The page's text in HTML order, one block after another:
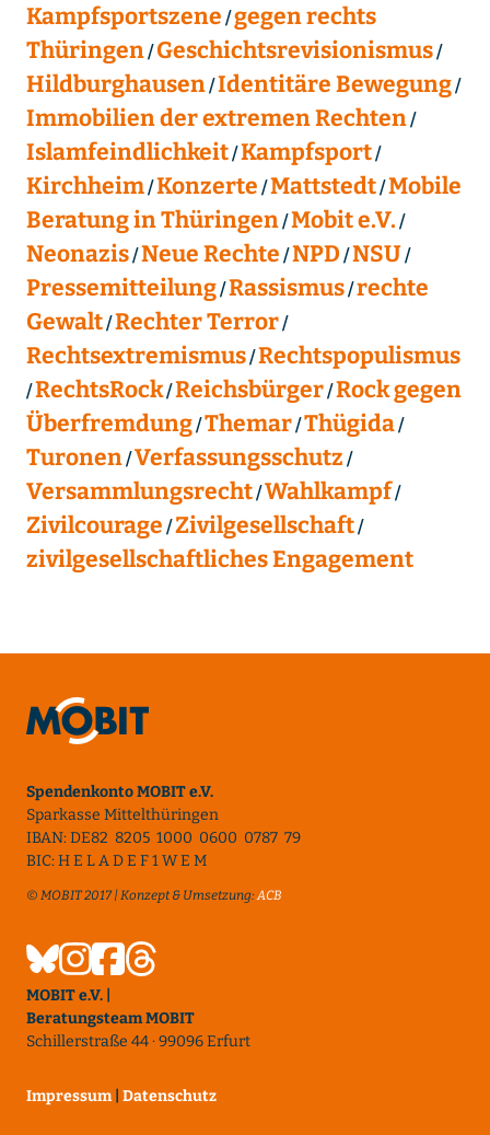
Kampfsportszene gegen rechts
Thüringen Geschichtsrevisionismus
Hildburghausen Identitäre Bewegung
Immobilien der extremen Rechten
Islamfeindlichkeit Kampfsport
Kirchheim Konzerte Mattstedt Mobile
Beratung in Thüringen Mobit e.V.
Neonazis Neue Rechte NPD NSU
Pressemitteilung Rassismus rechte
Gewalt Rechter Terror
Rechtsextremismus Rechtspopulismus
RechtsRock Reichsbürger Rock gegen
Überfremdung Themar Thügida
Turonen Verfassungsschutz
Versammlungsrecht Wahlkampf
Zivilcourage Zivilgesellschaft
zivilgesellschaftliches Engagement
Spendenkonto MOBIT e.V.
Sparkasse Mittelthüringen
IBAN: DE82 8205 1000 0600 0787 79
BIC: H E L A D E F 1 W E M
© MOBIT 2017 | Konzept & Umsetzung:ACB
MOBIT e.V. |
Beratungsteam MOBIT
Schillerstraße 44 · 99096 Erfurt
Impressum Datenschutz